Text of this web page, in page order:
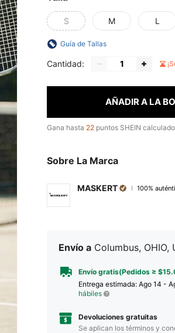
S M L
Guía de Tallas
Cantidad:
AÑADIR A LA
Gana hasta 22 puntos SHEIN
Sobre La Marca
MASKERT 100%
Envío a Columbus, OHIO,
Envío gratis(Pedidos ≥
Entrega estimada: Ago 14 -
hábiles
Devoluciones gratuitas
Se aplican los términos y